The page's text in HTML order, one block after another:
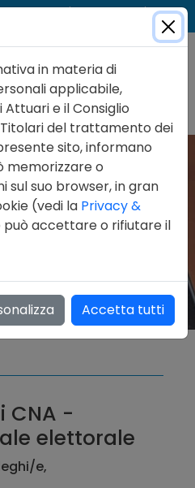
CNA -
elettorale
e,
in materia di
applicabile,
Attuari e il Consiglio
del trattamento dei
sito, informano
memorizzare o
sul suo browser, in gran
(vedi la Privacy &
può accettare o rifiutare il
Accetta tutti